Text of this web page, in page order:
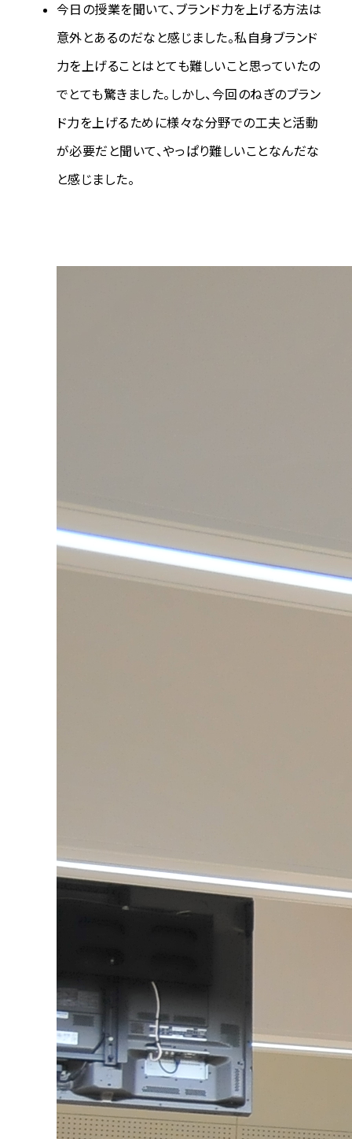
今日の授業を聞いて、ブランド力を上げる方法は
意外とあるのだなと感じました。私自身ブランド
力を上げることはとても難しいこと思っていたの
でとても驚きました。しかし、今回のねぎのブラン
ド力を上げるために様々な分野での工夫と活動
が必要だと聞いて、やっぱり難しいことなんだな
と感じました。